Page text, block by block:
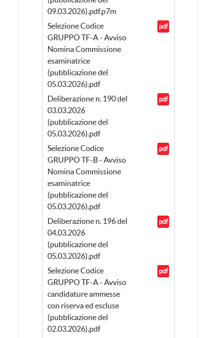
09.03.2026).pdf.p7m
Selezione Codice
GRUPPO TF-A - Avviso
Nomina Commissione
esaminatrice
(pubblicazione del
05.03.2026).pdf
pdf
Deliberazione n. 190 del
03.03.2026
(pubblicazione del
05.03.2026).pdf
pdf
Selezione Codice
GRUPPO TF-B - Avviso
Nomina Commissione
esaminatrice
(pubblicazione del
05.03.2026).pdf
pdf
Deliberazione n. 196 del
04.03.2026
(pubblicazione del
05.03.2026).pdf
pdf
Selezione Codice
GRUPPO TF-A - Avviso
candidature ammesse
con riserva ed escluse
(pubblicazione del
02.03.2026).pdf
pdf